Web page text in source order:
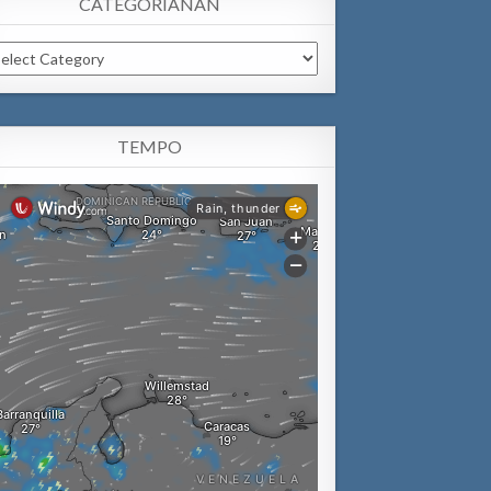
CATEGORIANAN
TEMPO